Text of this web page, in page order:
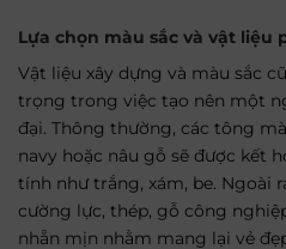
Lựa chọn màu sắc và vật liệu
Vật liệu xây dựng và màu sắc
trọng trong việc tạo nên một
đại. Thông thường, các tông
navy hoặc nâu gỗ sẽ được kết
tính như trắng, xám, be. Ngoài
cường lực, thép, gỗ công
nhẵn mịn nhằm mang lại vẻ